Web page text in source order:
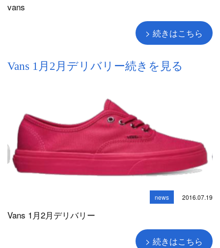
vans
> 続きはこちら
Vans 1月2月デリバリー続きを見る
news 2016.07.19
Vans 1月2月デリバリー
> 続きはこちら